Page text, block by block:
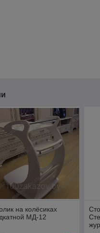
на колёсиках
МД-12